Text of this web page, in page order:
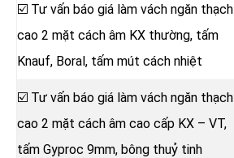
☑️ Tư vấn báo giá làm vách ngăn thạch
cao 2 mặt cách âm KX thường, tấm
Knauf, Boral, tấm mút cách nhiệt
☑️ Tư vấn báo giá làm vách ngăn thạch
cao 2 mặt cách âm cao cấp KX – VT,
tấm Gyproc 9mm, bông thuỷ tinh